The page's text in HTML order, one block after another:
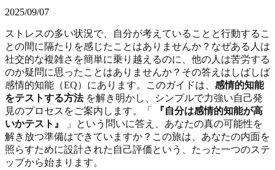
2025/09/07
ストレスの多い状況で、自分が考えていることと行動するこ
との間に隔たりを感じたことはありませんか？なぜある人は
社交的な複雑さを簡単に乗り越えるのに、他の人は苦労する
のか疑問に思ったことはありませんか？その答えはしばしば
感情的知能（EQ）にあります。このガイドは、 感情的知能
をテストする方法を解き明かし、シンプルで力強い自己発
見のプロセスをご案内します。「
『自分は感情的知能が高
いかテスト』
」という問いに答え、あなたの真の可能性を
解き放つ準備はできていますか？この旅は、あなたの内面を
照らすために設計された自己評価という、たった一つのステ
ップから始まります。